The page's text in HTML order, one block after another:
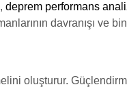
deprem performans
davranışı ve
oluşturur.